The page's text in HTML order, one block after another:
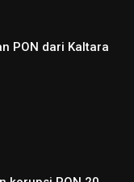
PON dari Kaltara